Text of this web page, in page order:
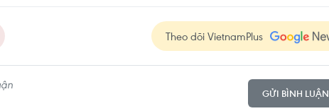
Theo dõi VietnamPlus
GỬI BÌNH LUẬN